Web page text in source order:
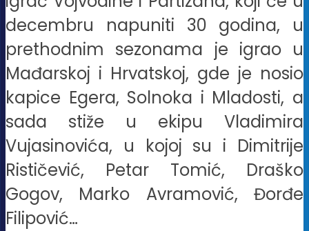
decembru napuniti 30 godina, u
prethodnim sezonama je igrao u
Mađarskoj i Hrvatskoj, gde je nosio
kapice Egera, Solnoka i Mladosti, a
sada stiže u ekipu Vladimira
Vujasinovića, u kojoj su i Dimitrije
Rističević, Petar Tomić, Draško
Gogov, Marko Avramović, Đorđe
Filipović…